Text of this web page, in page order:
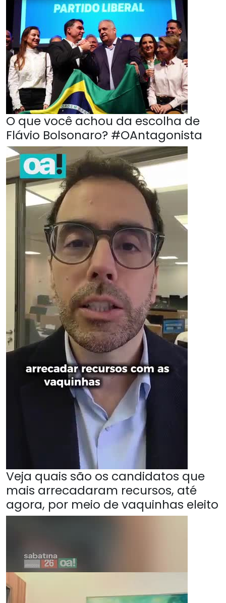
O que você achou da escolha de
Flávio Bolsonaro? #OAntagonista
Veja quais são os candidatos que
mais arrecadaram recursos, até
agora, por meio de vaquinhas eleito